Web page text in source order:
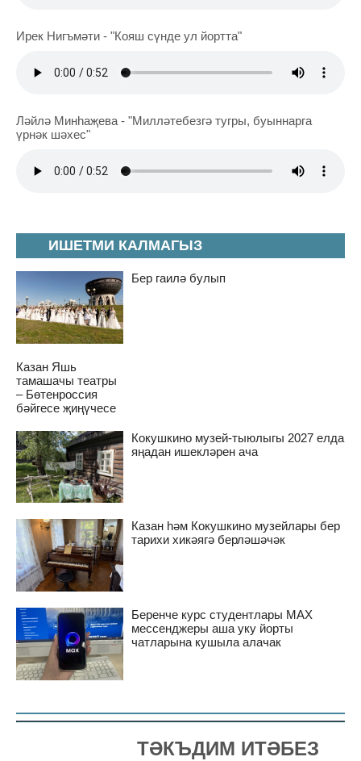
ИШЕТМИ КАЛМАГЫЗ
Бер гаилә булып
Казан Яшь
тамашачы театры
– Бөтенроссия
бәйгесе җиңүчесе
Кокушкино музей-тыюлыгы 2027 елда
яңадан ишекләрен ача
Казан һәм Кокушкино музейлары бер
тарихи хикәягә берләшәчәк
Беренче курс студентлары MAX
мессенджеры аша уку йорты
чатларына кушыла алачак
Ирек Нигъмәти - "Кояш сүнде ул йортта"
Ләйлә Минһаҗева - "Милләтебезгә тугры, буыннарга
үрнәк шәхес"
ТӘКЪДИМ ИТӘБЕЗ